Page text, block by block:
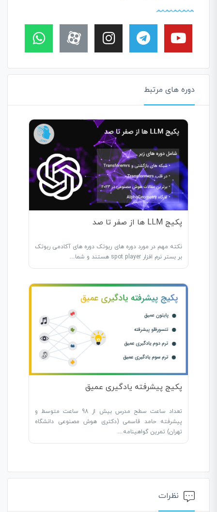
دوره های مرتبط
پکیج LLM ها از صفر تا صد
نکته مهم در مورد دوره های ربوتک دوره های آکادمی ربوتک
بر بستر نرم افزار spot player هستند و شما…
پکیج پیشرفته یادگیری عمیق
تعداد ساعت سطح مدرس بیش از 98 ساعت متوسط و
پیشرفته حامد قاسمی (دکتری هوش مصنوعی دانشگاه
تهران) تمرین گواهینامه…
نظرات